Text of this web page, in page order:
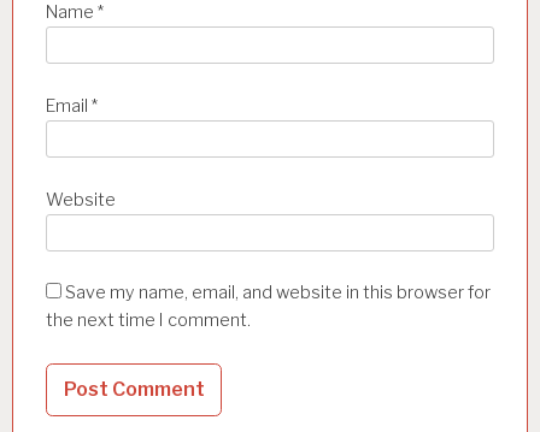
Name *
Email *
Website
Save my name, email, and website in this browser for
the next time I comment.